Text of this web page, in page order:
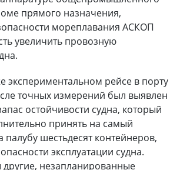
прямого назначения,
мореплавания АСКОП
увеличить провозную
экспериментальном рейсе в порту
точных измерений был выявлен
остойчивости судна, который
принять на самый
палубу шестьдесят контейнеров,
эксплуатации судна.
незапланированные